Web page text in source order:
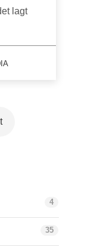
lagt
4
35